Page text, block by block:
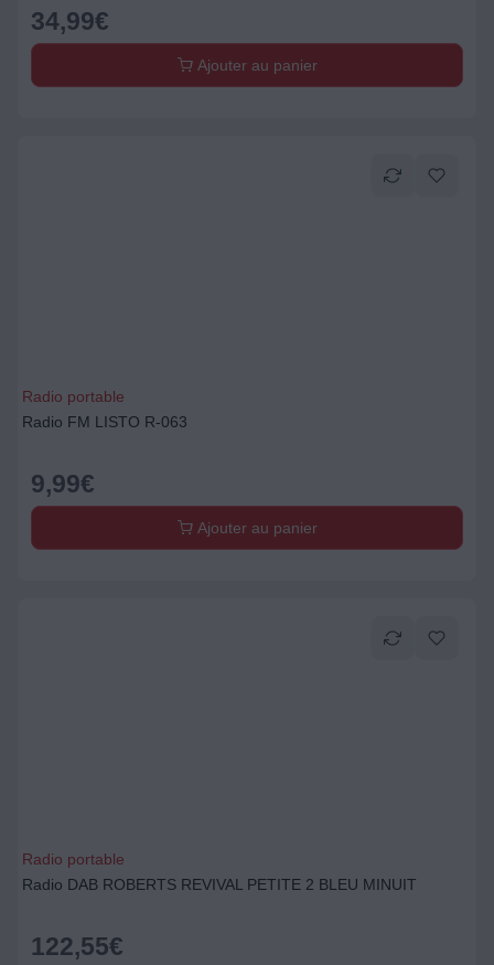
34,99€
Ajouter au panier
Radio portable
Radio FM LISTO R-063
9,99€
Ajouter au panier
Radio portable
Radio DAB ROBERTS REVIVAL PETITE 2 BLEU MINUIT
122,55€